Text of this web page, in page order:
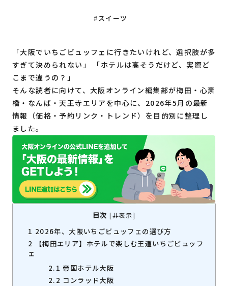
スイーツ
「大阪でいちごビュッフェに行きたいけれど、選択肢が多
すぎて決められない」 「ホテルは高そうだけど、実際ど
こまで違うの？」
そんな読者に向けて、大阪オンライン編集部が梅田・心斎
橋・なんば・天王寺エリアを中心に、2026年5月の最新
情報（価格・予約リンク・トレンド）を目的別に整理し
ました。
目次 [非表示]
1 2026年、大阪いちごビュッフェの選び方
2
【梅田エリア】ホテルで楽しむ王道いちごビュッフ
ェ
2.1 帝国ホテル大阪
2.2 コンラッド大阪